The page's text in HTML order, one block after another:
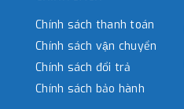
Chính sách thanh toán
Chính sách vận chuyển
Chính sách đổi trả
Chính sách bảo hành